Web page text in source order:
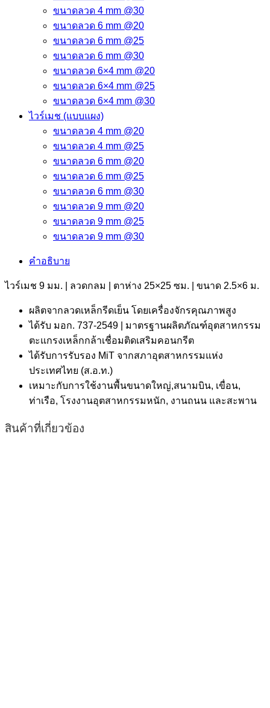
ขนาดลวด 4 mm @30
ขนาดลวด 6 mm @20
ขนาดลวด 6 mm @25
ขนาดลวด 6 mm @30
ขนาดลวด 6×4 mm @20
ขนาดลวด 6×4 mm @25
ขนาดลวด 6×4 mm @30
ไวร์เมช (แบบแผง)
ขนาดลวด 4 mm @20
ขนาดลวด 4 mm @25
ขนาดลวด 6 mm @20
ขนาดลวด 6 mm @25
ขนาดลวด 6 mm @30
ขนาดลวด 9 mm @20
ขนาดลวด 9 mm @25
ขนาดลวด 9 mm @30
คำอธิบาย
ไวร์เมช 9 มม. | ลวดกลม | ตาห่าง 25×25 ซม. | ขนาด 2.5×6 ม.
ผลิตจากลวดเหล็กรีดเย็น โดยเครื่องจักรคุณภาพสูง
ได้รับ มอก. 737-2549 | มาตรฐานผลิตภัณฑ์อุตสาหกรรม
ตะแกรงเหล็กกล้าเชื่อมติดเสริมคอนกรีต
ได้รับการรับรอง MiT จากสภาอุตสาหกรรมแห่ง
ประเทศไทย (ส.อ.ท.)
เหมาะกับการใช้งานพื้นขนาดใหญ่,สนามบิน, เขื่อน,
ท่าเรือ, โรงงานอุตสาหกรรมหนัก, งานถนน และสะพาน
สินค้าที่เกี่ยวข้อง